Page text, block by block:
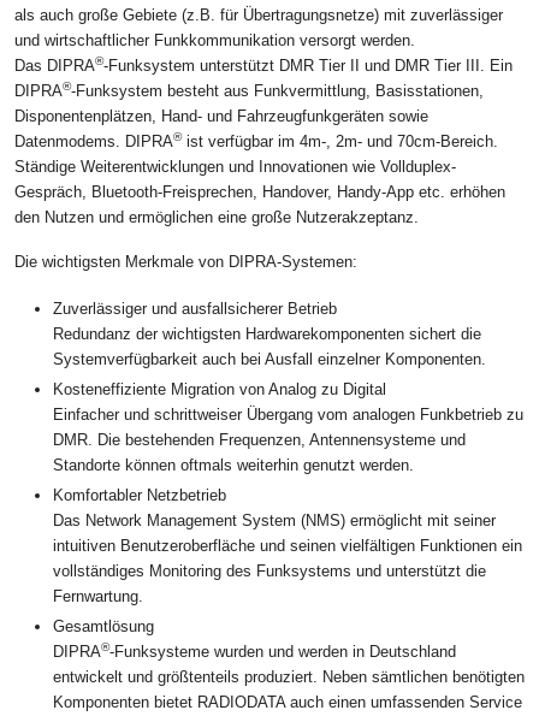
als auch große Gebiete (z.B. für Übertragungsnetze) mit zuverlässiger
und wirtschaftlicher Funkkommunikation versorgt werden.
Das DIPRA®-Funksystem unterstützt DMR Tier II und DMR Tier III. Ein
DIPRA®-Funksystem besteht aus Funkvermittlung, Basisstationen,
Disponentenplätzen, Hand- und Fahrzeugfunkgeräten sowie
Datenmodems. DIPRA®ist verfügbar im 4m-, 2m- und 70cm-Bereich.
Ständige Weiterentwicklungen und Innovationen wie Vollduplex-
Gespräch, Bluetooth-Freisprechen, Handover, Handy-App etc. erhöhen
den Nutzen und ermöglichen eine große Nutzerakzeptanz.
Die wichtigsten Merkmale von DIPRA-Systemen:
Zuverlässiger und ausfallsicherer Betrieb
Redundanz der wichtigsten Hardwarekomponenten sichert die
Systemverfügbarkeit auch bei Ausfall einzelner Komponenten.
Kosteneffiziente Migration von Analog zu Digital
Einfacher und schrittweiser Übergang vom analogen Funkbetrieb zu
DMR. Die bestehenden Frequenzen, Antennensysteme und
Standorte können oftmals weiterhin genutzt werden.
Komfortabler Netzbetrieb
Das Network Management System (NMS) ermöglicht mit seiner
intuitiven Benutzeroberfläche und seinen vielfältigen Funktionen ein
vollständiges Monitoring des Funksystems und unterstützt die
Fernwartung.
Gesamtlösung
DIPRA®-Funksysteme wurden und werden in Deutschland
entwickelt und größtenteils produziert. Neben sämtlichen benötigten
Komponenten bietet RADIODATA auch einen umfassenden Service